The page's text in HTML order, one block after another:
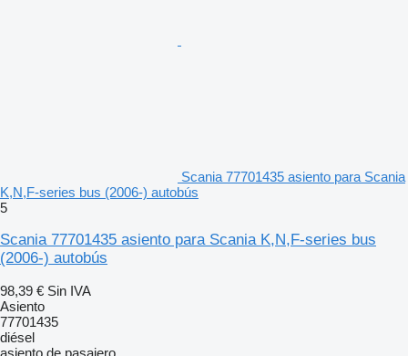
Scania 77701435 asiento para Scania
K,N,F-series bus (2006-) autobús
5
Scania 77701435 asiento para Scania K,N,F-series bus
(2006-) autobús
98,39 € Sin IVA
Asiento
77701435
diésel
asiento de pasajero